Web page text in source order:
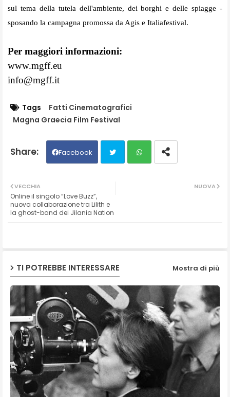
sul tema della tutela dell'ambiente, dei borghi e delle spiagge -
sposando la campagna promossa da Agis e Italiafestival.
Per maggiori informazioni:
www.mgff.eu
info@mgff.it
Tags
Fatti Cinematografici
Magna Graecia Film Festival
Facebook
NUOVA
VECCHIA
Online il singolo “Love Buzz”,
nuova collaborazione tra Lilith e
la ghost-band dei Jilania Nation
TI POTREBBE INTERESSARE Mostra di più